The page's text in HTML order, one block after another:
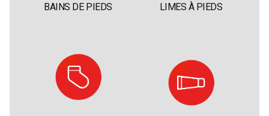
BAINS DE PIEDS LIMES À PIEDS